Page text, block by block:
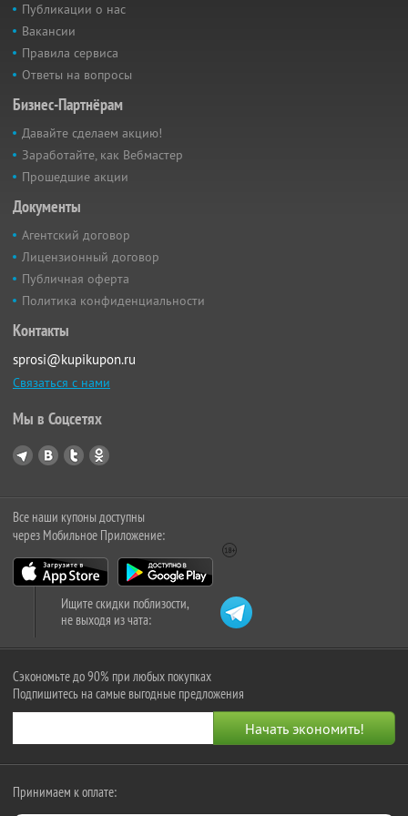
Публикации о нас
Вакансии
Правила сервиса
Ответы на вопросы
Бизнес-Партнёрам
Давайте сделаем акцию!
Заработайте, как Вебмастер
Прошедшие акции
Документы
Агентский договор
Лицензионный договор
Публичная оферта
Политика конфиденциальности
Контакты
sprosi@kupikupon.ru
Связаться с нами
Мы в Соцсетях
Все наши купоны доступны
через Мобильное Приложение:
Ищите скидки поблизости,
не выходя из чата:
Сэкономьте до 90% при любых покупках
Подпишитесь на самые выгодные предложения
Принимаем к оплате: